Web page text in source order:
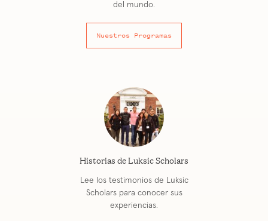
del mundo.
Nuestros Programas
Historias de Luksic Scholars
Lee los testimonios de Luksic
Scholars para conocer sus
experiencias.